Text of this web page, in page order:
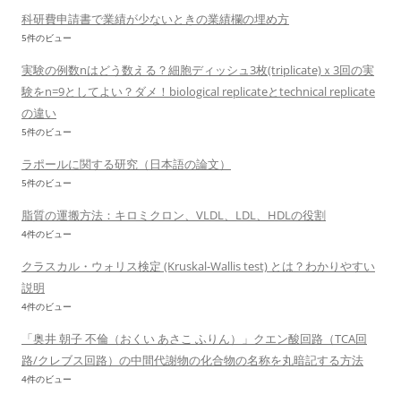
科研費申請書で業績が少ないときの業績欄の埋め方
5件のビュー
実験の例数nはどう数える？細胞ディッシュ3枚(triplicate)ｘ3回の実
験をn=9としてよい？ダメ！biological replicateとtechnical replicate
の違い
5件のビュー
ラポールに関する研究（日本語の論文）
5件のビュー
脂質の運搬方法：キロミクロン、VLDL、LDL、HDLの役割
4件のビュー
クラスカル・ウォリス検定 (Kruskal-Wallis test) とは？わかりやすい
説明
4件のビュー
「奥井 朝子 不倫（おくい あさこ ふりん）」クエン酸回路（TCA回
路/クレブス回路）の中間代謝物の化合物の名称を丸暗記する方法
4件のビュー